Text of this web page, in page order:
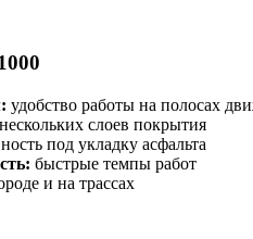
удобство работы на полосах
слоев покрытия
под укладку асфальта
быстрые темпы работ
и на трассах